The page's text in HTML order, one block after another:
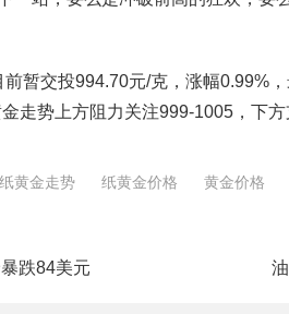
暂交投994.70元/克，涨幅0.99%
走势上方阻力关注999-1005，下
纸黄金走势 纸黄金价格 黄金价格
跌84美元